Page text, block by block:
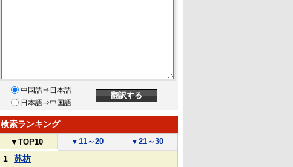
中国語⇒日本語
日本語⇒中国語
検索ランキング
▼ TOP10 ▼ 11～20 ▼ 21～30
1
苏枋